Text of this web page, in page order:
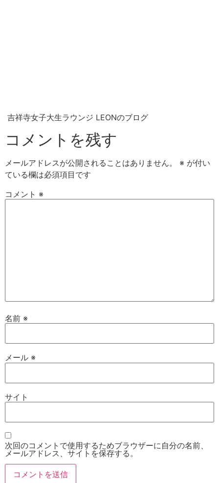
吉祥寺女子大生ラウンジ LEONのブログ
コメントを残す
メールアドレスが公開されることはありません。 ※ が付い
ている欄は必須項目です
コメント ※
名前 ※
メール ※
サイト
次回のコメントで使用するためブラウザーに自分の名前、
メールアドレス、サイトを保存する。